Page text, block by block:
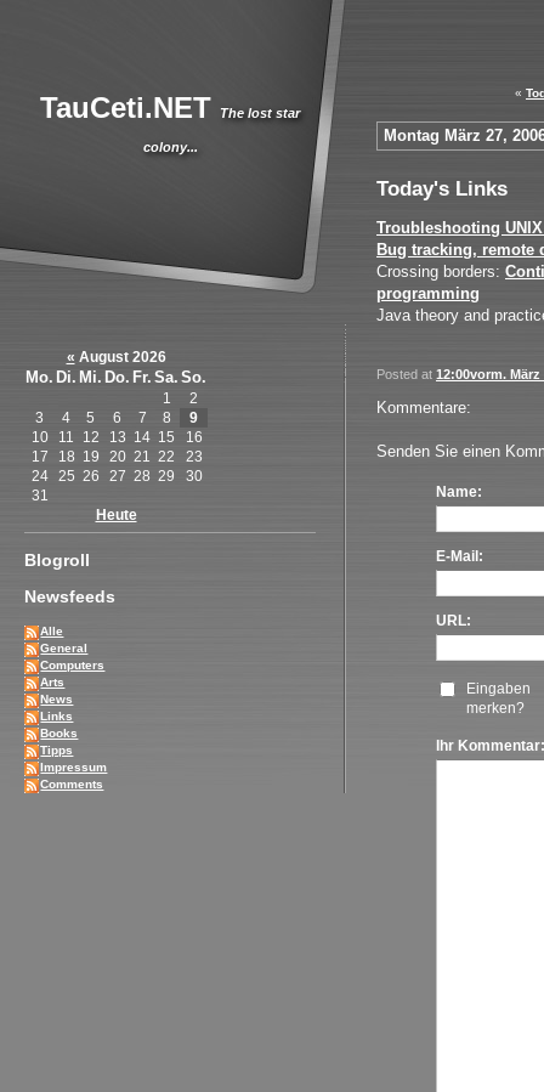
TauCeti.NET The lost star
colony...
« August 2026
Mo. Di. Mi. Do. Fr. Sa. So.
1
2
3
4 5 6 7 8
9
10
11 12 13 14 15
16
17
18 19 20 21 22
23
24
25 26 27 28 29
30
31
Heute
Blogroll
Newsfeeds
Alle
General
Computers
Arts
News
Links
Books
Tipps
Impressum
Comments
«
Montag März 27,
Today's Links
Troubleshooting
Bug tracking, remote
Crossing borders:
programming
Java theory and
Posted at 12:00vorm. März
Kommentare:
Senden Sie einen
Name:
E-Mail:
URL:
Eingaben
merken?
Ihr Kommentar: